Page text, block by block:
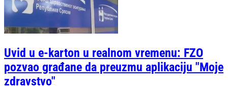
Uvid u e-karton u realnom vremenu: FZO
pozvao građane da preuzmu aplikaciju "Moje
zdravstvo"